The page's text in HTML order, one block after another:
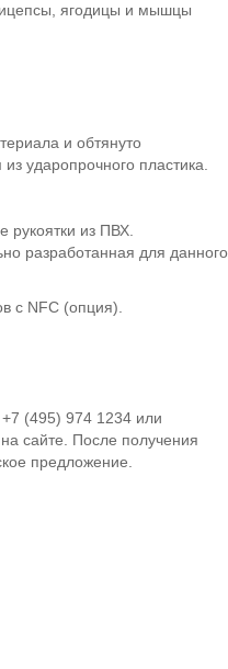
ягодицы и мышцы
и обтянуто
ударопрочного пластика.
из ПВХ.
разработанная для данного
с NFC (опция).
(495) 974 1234 или
сайте. После получения
предложение.